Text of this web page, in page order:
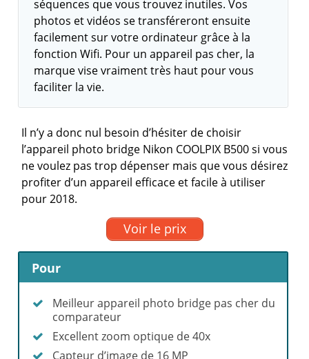
séquences que vous trouvez inutiles. Vos
photos et vidéos se transféreront ensuite
facilement sur votre ordinateur grâce à la
fonction Wifi. Pour un appareil pas cher, la
marque vise vraiment très haut pour vous
faciliter la vie.
Il n’y a donc nul besoin d’hésiter de choisir
l’appareil photo bridge Nikon COOLPIX B500 si vous
ne voulez pas trop dépenser mais que vous désirez
profiter d’un appareil efficace et facile à utiliser
pour 2018.
Voir le prix
Pour
Meilleur appareil photo bridge pas cher du
comparateur
Excellent zoom optique de 40x
Capteur d’image de 16 MP